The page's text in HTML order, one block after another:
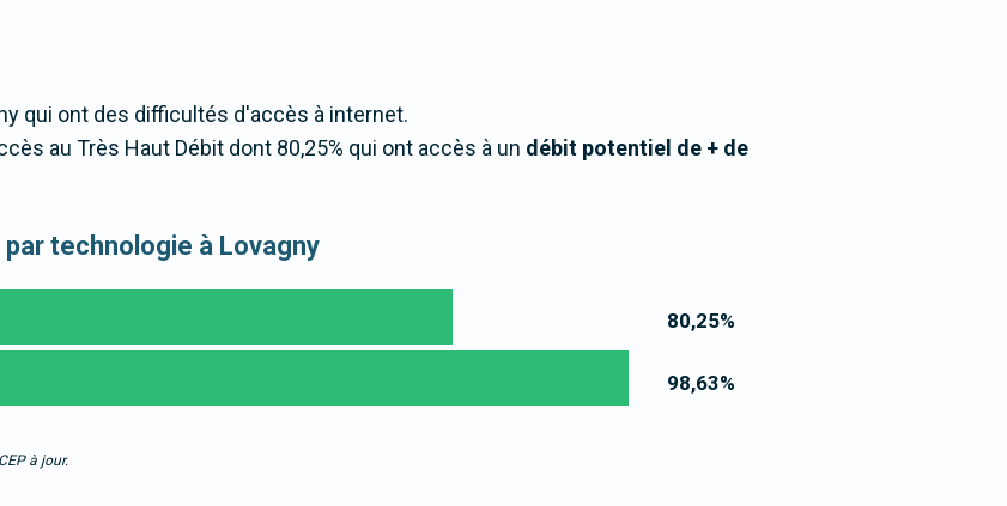
qui ont des difficultés d'accès à internet.
au Très Haut Débit dont 80,25% qui ont accès à un débit potentiel de + de
technologie à Lovagny
80,25%
98,63%
à jour.